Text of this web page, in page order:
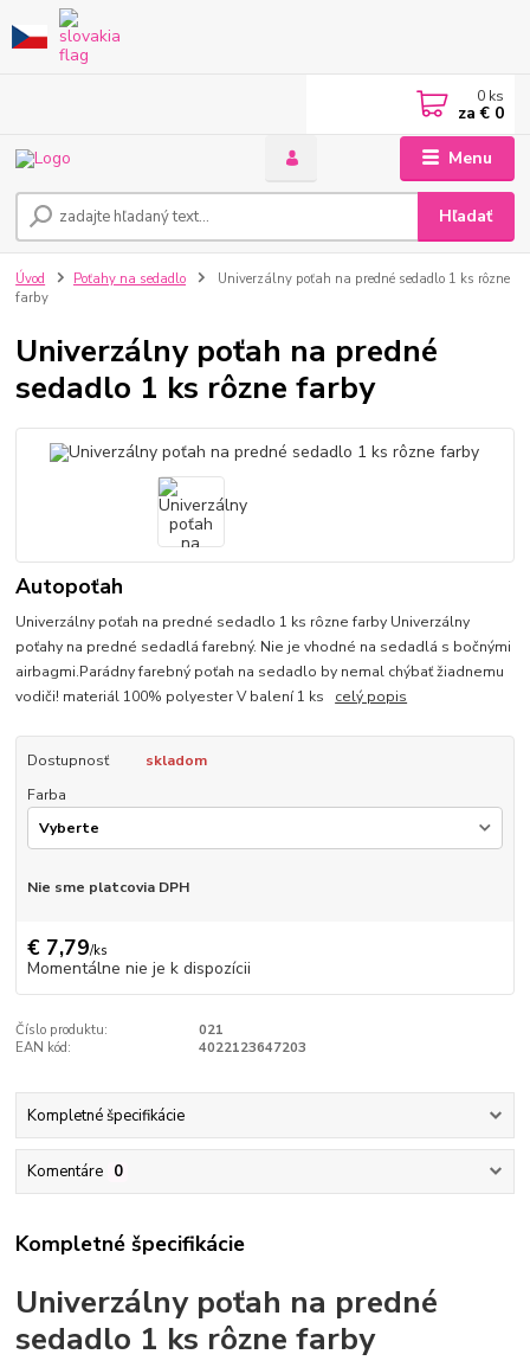
Menu
Hľadať
0 ks
za € 0
Úvod Poťahy na sedadlo
Univerzálny poťah na predné sedadlo 1 ks rôzne
farby
Univerzálny poťah na predné
sedadlo 1 ks rôzne farby
Autopoťah
Univerzálny poťah na predné sedadlo 1 ks rôzne farby Univerzálny
poťahy na predné sedadlá farebný. Nie je vhodné na sedadlá s bočnými
airbagmi.Parádny farebný poťah na sedadlo by nemal chýbať žiadnemu
vodiči! materiál 100% polyester V balení 1 ks celý popis
Dostupnosť
skladom
Farba
Nie sme platcovia DPH
€ 7,79/ks
Momentálne nie je k dispozícii
Číslo produktu:
021
EAN kód:
4022123647203
Kompletné špecifikácie
Komentáre 0
Kompletné špecifikácie
Univerzálnypoťah na predné
sedadlo 1 ks rôzne farby